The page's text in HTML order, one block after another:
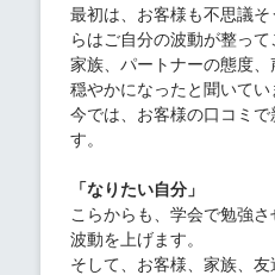
最初は、お客様も不思議
らはご自分の波動が整って
家族、パートナーの態度
穏やかになったと聞いてい
今では、お客様の口コミで
す。
「なりたい自分」
こらからも、学会で勉強
波動を上げます。
そして、お客様、家族、